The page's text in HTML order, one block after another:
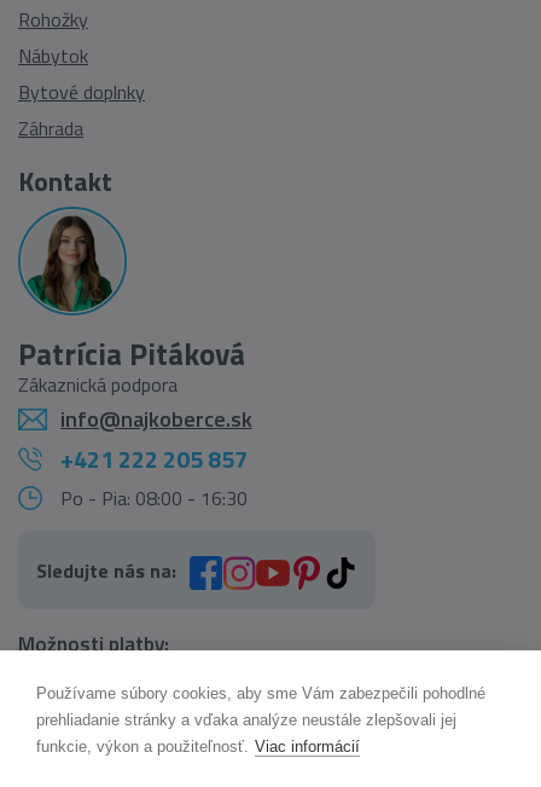
Rohožky
Nábytok
Bytové doplnky
Záhrada
Kontakt
Patrícia Pitáková
Zákaznická podpora
info@najkoberce.sk
+421 222 205 857
Po - Pia: 08:00 - 16:30
Sledujte nás na:
Možnosti platby:
Používame súbory cookies, aby sme Vám zabezpečili pohodlné
prehliadanie stránky a vďaka analýze neustále zlepšovali jej
funkcie, výkon a použiteľnosť. Viac informácií
AI pomocník Maxík
Online